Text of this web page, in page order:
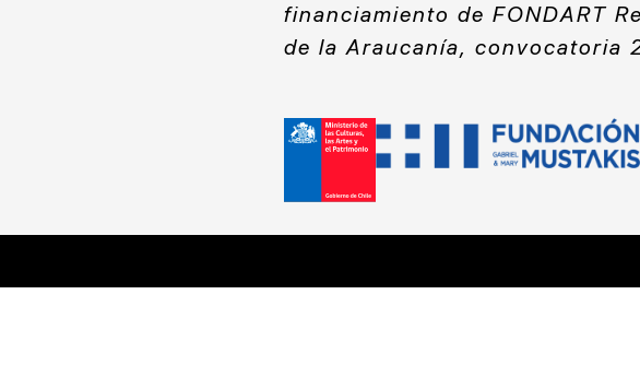
financiamiento de FONDART
de la Araucanía, convocatoria